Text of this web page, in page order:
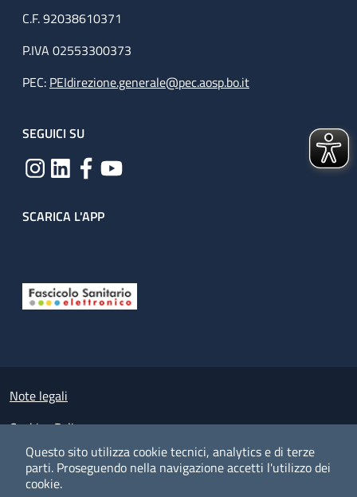
Questo sito utilizza cookie tecnici, analytics e di terze
parti. Proseguendo nella navigazione accetti l'utilizzo dei
cookie.
C.F. 92038610371
P.IVA 02553300373
PEC: PEIdirezione.generale@pec.aosp.bo.it
SEGUICI SU
SCARICA L'APP
Small prints
Note legali
Cookies Policy
Policy privacy e protezione del dato personale
Albo pretorio on-line